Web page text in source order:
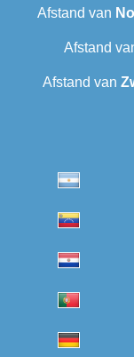
Afstand van
Afstand
Afstand van